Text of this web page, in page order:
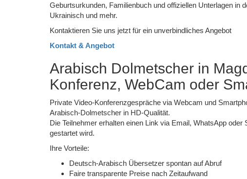
Geburtsurkunden, Familienbuch und offiziellen Unterlagen in
Ukrainisch und mehr.
Kontaktieren Sie uns jetzt für ein unverbindliches Angebot
Kontakt & Angebot
Arabisch Dolmetscher in
Konferenz, WebCam oder
Private Video-Konferenzgespräche via Webcam und
Arabisch-Dolmetscher in HD-Qualität.
Die Teilnehmer erhalten einen Link via Email, WhatsApp
gestartet wird.
Ihre Vorteile:
Deutsch-Arabisch Übersetzer spontan auf Abruf
Faire transparente Preise nach Zeitaufwand